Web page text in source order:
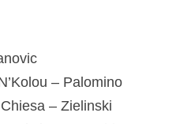
– Palomino
– Zielinski